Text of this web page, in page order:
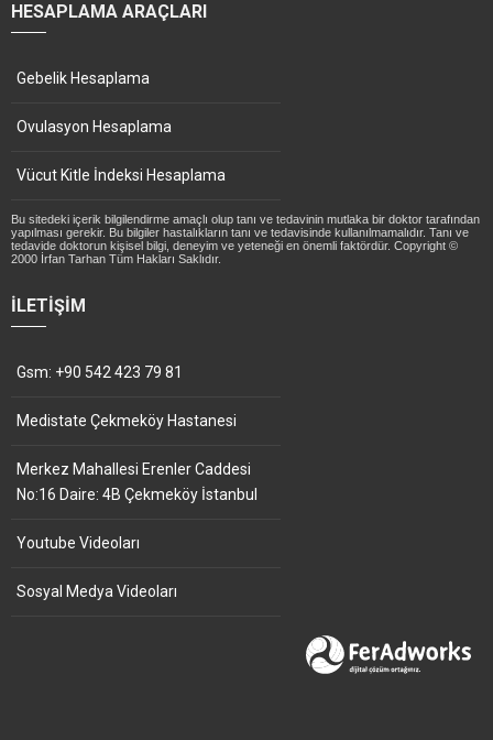
HESAPLAMA ARAÇLARI
Gebelik Hesaplama
Ovulasyon Hesaplama
Vücut Kitle İndeksi Hesaplama
Bu sitedeki içerik bilgilendirme amaçlı olup tanı ve tedavinin mutlaka bir doktor tarafından
yapılması gerekir. Bu bilgiler hastalıkların tanı ve tedavisinde kullanılmamalıdır. Tanı ve
tedavide doktorun kişisel bilgi, deneyim ve yeteneği en önemli faktördür. Copyright ©
2000 İrfan Tarhan Tüm Hakları Saklıdır.
İLETIŞIM
Gsm: +90 542 423 79 81
Medistate Çekmeköy Hastanesi
Merkez Mahallesi Erenler Caddesi
No:16 Daire: 4B Çekmeköy İstanbul
Youtube Videoları
Sosyal Medya Videoları